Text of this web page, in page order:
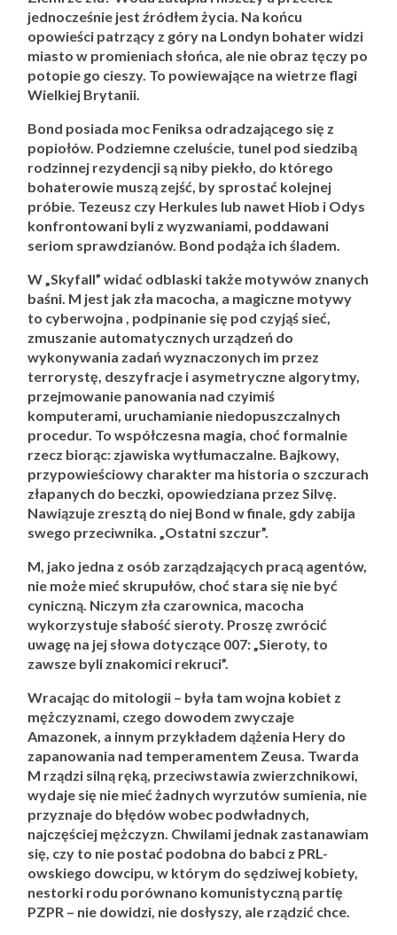
jednocześnie jest źródłem życia. Na końcu
opowieści patrzący z góry na Londyn bohater widzi
miasto w promieniach słońca, ale nie obraz tęczy po
potopie go cieszy. To powiewające na wietrze flagi
Wielkiej Brytanii.
Bond posiada moc Feniksa odradzającego się z
popiołów. Podziemne czeluście, tunel pod siedzibą
rodzinnej rezydencji są niby piekło, do którego
bohaterowie muszą zejść, by sprostać kolejnej
próbie. Tezeusz czy Herkules lub nawet Hiob i Odys
konfrontowani byli z wyzwaniami, poddawani
seriom sprawdzianów. Bond podąża ich śladem.
W „Skyfall” widać odblaski także motywów znanych
baśni. M jest jak zła macocha, a magiczne motywy
to cyberwojna , podpinanie się pod czyjąś sieć,
zmuszanie automatycznych urządzeń do
wykonywania zadań wyznaczonych im przez
terrorystę, deszyfracje i asymetryczne algorytmy,
przejmowanie panowania nad czyimiś
komputerami, uruchamianie niedopuszczalnych
procedur. To współczesna magia, choć formalnie
rzecz biorąc: zjawiska wytłumaczalne. Bajkowy,
przypowieściowy charakter ma historia o szczurach
złapanych do beczki, opowiedziana przez Silvę.
Nawiązuje zresztą do niej Bond w finale, gdy zabija
swego przeciwnika. „Ostatni szczur”.
M, jako jedna z osób zarządzających pracą agentów,
nie może mieć skrupułów, choć stara się nie być
cyniczną. Niczym zła czarownica, macocha
wykorzystuje słabość sieroty. Proszę zwrócić
uwagę na jej słowa dotyczące 007: „Sieroty, to
zawsze byli znakomici rekruci”.
Wracając do mitologii – była tam wojna kobiet z
mężczyznami, czego dowodem zwyczaje
Amazonek, a innym przykładem dążenia Hery do
zapanowania nad temperamentem Zeusa. Twarda
M rządzi silną ręką, przeciwstawia zwierzchnikowi,
wydaje się nie mieć żadnych wyrzutów sumienia, nie
przyznaje do błędów wobec podwładnych,
najczęściej mężczyzn. Chwilami jednak zastanawiam
się, czy to nie postać podobna do babci z PRL-
owskiego dowcipu, w którym do sędziwej kobiety,
nestorki rodu porównano komunistyczną partię
PZPR – nie dowidzi, nie dosłyszy, ale rządzić chce.